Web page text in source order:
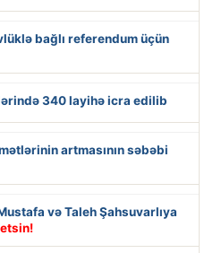
bağlı referendum üçün
340 layihə icra edilib
artmasının səbəbi
və Taleh Şahsuvarlıya